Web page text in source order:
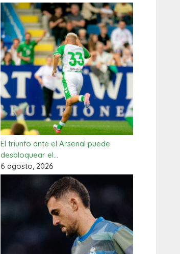
El triunfo ante el Arsenal puede
desbloquear el…
6 agosto, 2026